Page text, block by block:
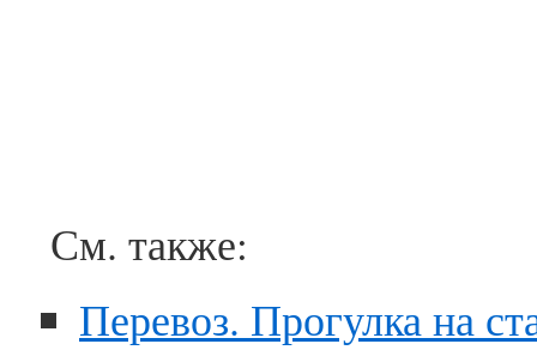
См. также:
Перевоз. Прогулка на